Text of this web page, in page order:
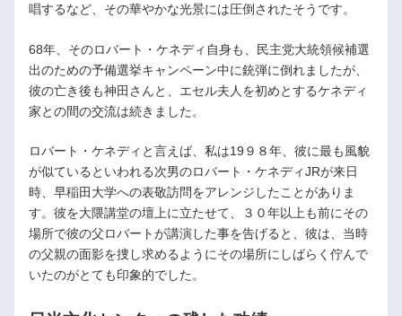
唱するなど、その華やかな光景には圧倒されたそうです。
68年、そのロバート・ケネディ自身も、民主党大統領候補選
出のための予備選挙キャンペーン中に銃弾に倒れましたが、
彼の亡き後も神田さんと、エセル夫人を初めとするケネディ
家との間の交流は続きました。
ロバート・ケネディと言えば、私は19９８年、彼に最も風貌
が似ているといわれる次男のロバート・ケネディJRが来日
時、早稲田大学への表敬訪問をアレンジしたことがありま
す。彼を大隈講堂の壇上に立たせて、３０年以上も前にその
場所で彼の父ロバートが講演した事を告げると、彼は、当時
の父親の面影を捜し求めるようにその場所にしばらく佇んで
いたのがとても印象的でした。